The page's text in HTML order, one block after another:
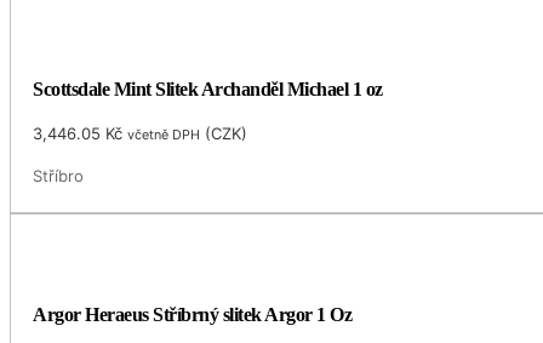
Scottsdale Mint Slitek Archanděl Michael 1 oz
3,446.05 Kč včetně DPH (CZK)
Stříbro
Argor Heraeus Stříbrný slitek Argor 1 Oz